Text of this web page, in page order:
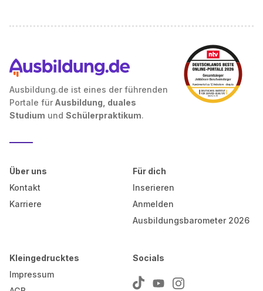
Ausbildung.de ist eines der führenden
Portale für Ausbildung, duales
Studium und Schülerpraktikum.
Über uns
Kontakt
Karriere
Für dich
Inserieren
Anmelden
Ausbildungsbarometer 2026
Kleingedrucktes
Impressum
Socials